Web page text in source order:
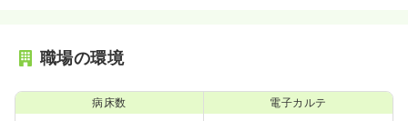
職場の環境
病床数 電子カルテ